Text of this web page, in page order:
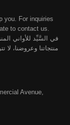
you. For inquiries
to contact us.
في السَّيِّد للأواني
منتجاتنا وعروضنا، لا
Avenue,